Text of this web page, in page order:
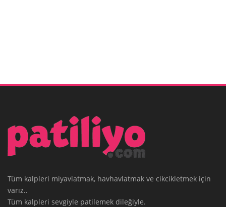
Tüm kalpleri miyavlatmak, havhavlatmak ve cikcikletmek için
varız..
Tüm kalpleri sevgiyle patilemek dileğiyle.